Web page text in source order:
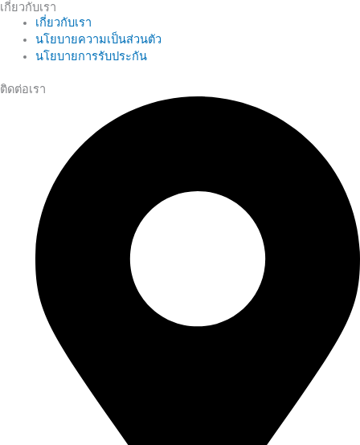
เกี่ยวกับเรา
เกี่ยวกับเรา
นโยบายความเป็นส่วนตัว
นโยบายการรับประกัน
ติดต่อเรา